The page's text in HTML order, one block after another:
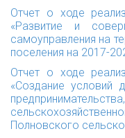
Отчет о ходе
«Развитие и
самоуправления на
поселения на 2017-
Отчет о ходе
«Создание условий
Полновского